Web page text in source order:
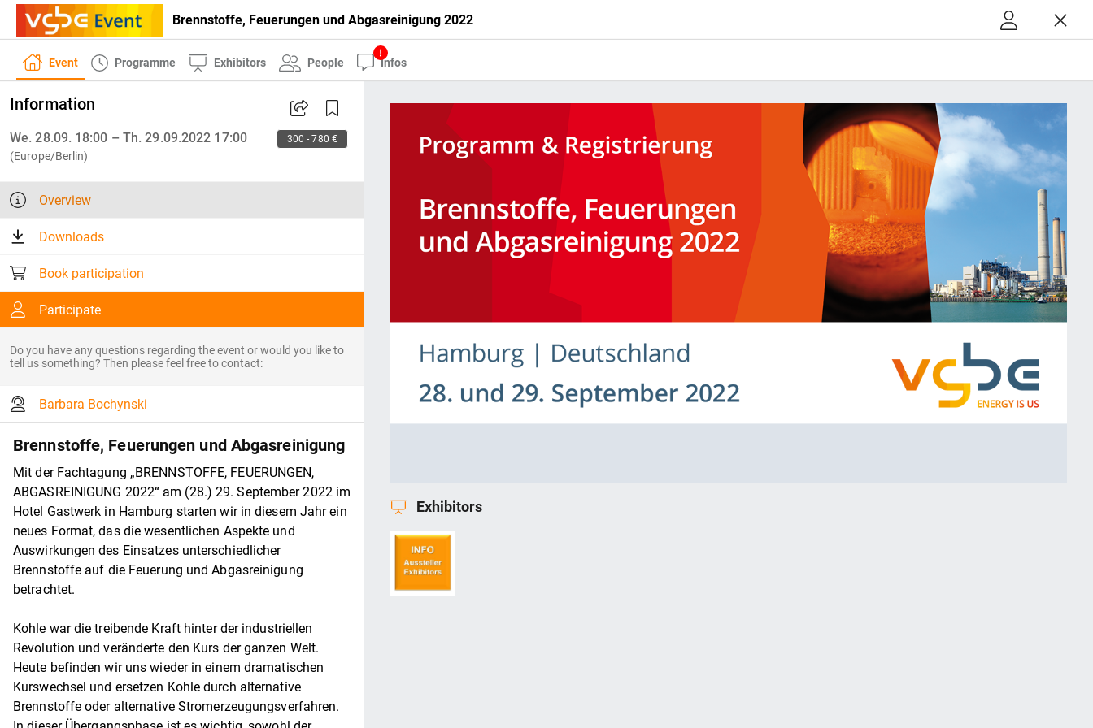
Brennstoffe, Feuerungen und Abgasreinigung 2022
Event Programme Exhibitors People Infos
Information
We. 28.09. 18:00 – Th. 29.09.2022 17:00
(Europe/Berlin)
300 - 780 €
Overview
Downloads
Book participation
Participate
Do you have any questions regarding the event or would you like to
tell us something? Then please feel free to contact:
Barbara Bochynski
Brennstoffe, Feuerungen und Abgasreinigung
Mit der Fachtagung „BRENNSTOFFE, FEUERUNGEN,
ABGASREINIGUNG 2022“ am (28.) 29. September 2022 im
Hotel Gastwerk in Hamburg starten wir in diesem Jahr ein
neues Format, das die wesentlichen Aspekte und
Auswirkungen des Einsatzes unterschiedlicher
Brennstoffe auf die Feuerung und Abgasreinigung
betrachtet.
Kohle war die treibende Kraft hinter der industriellen
Revolution und veränderte den Kurs der ganzen Welt.
Heute befinden wir uns wieder in einem dramatischen
Kurswechsel und ersetzen Kohle durch alternative
Brennstoffe oder alternative Stromerzeugungsverfahren.
Exhibitors